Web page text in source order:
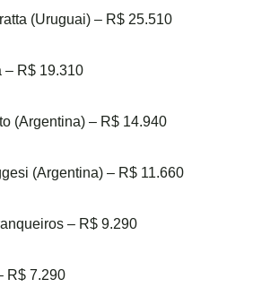
(Uruguai) – R$ 25.510
– R$ 19.310
(Argentina) – R$ 14.940
(Argentina) – R$ 11.660
– R$ 9.290
R$ 7.290